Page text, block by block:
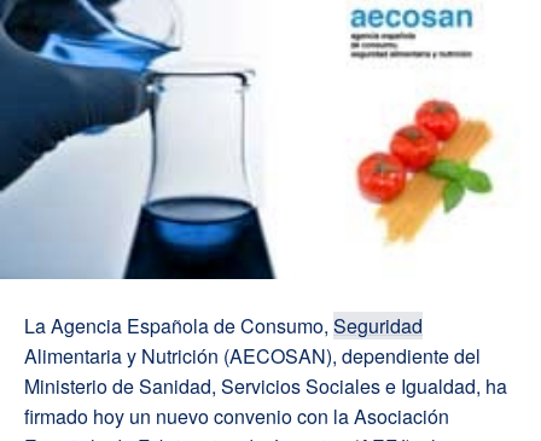
La Agencia Española de Consumo, Seguridad
Alimentaria y Nutrición (AECOSAN), dependiente del
Ministerio de Sanidad, Servicios Sociales e Igualdad, ha
firmado hoy un nuevo convenio con la Asociación